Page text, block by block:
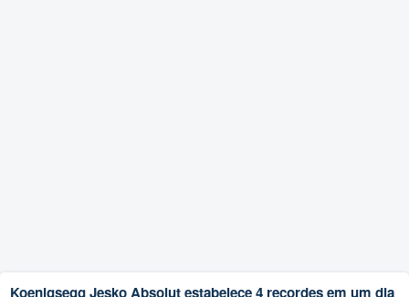
Koenigsegg Jesko Absolut estabelece 4 recordes em um dia